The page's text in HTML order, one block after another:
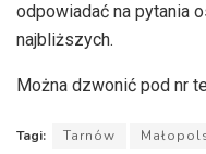
odpowiadać na pytania
najbliższych.
Można dzwonić pod nr
Tagi: Tarnów